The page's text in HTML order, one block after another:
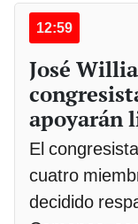
12:59
José
apoyarán
El
cuatro
decidido